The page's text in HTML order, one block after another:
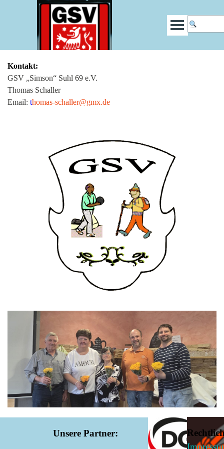
Kontakt:
GSV „Simson“ Suhl 69 e.V.
Thomas Schaller
Email: thomas-schaller@gmx.de
Unsere Partner: